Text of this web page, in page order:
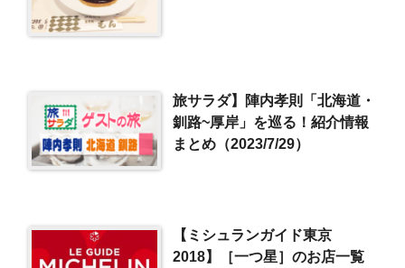
旅サラダ】陣内孝則「北海道・
釧路~厚岸」を巡る！紹介情報
まとめ（2023/7/29）
【ミシュランガイド東京
2018】［一つ星］のお店一覧